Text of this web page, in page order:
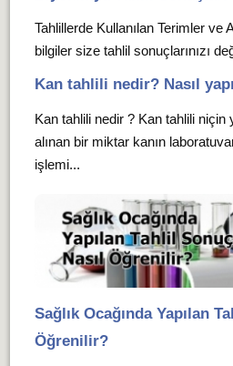
Tahlillerde Kullanılan Terimler ve
bilgiler size tahlil sonuçlarınızı
Kan tahlili nedir? Nasıl
Kan tahlili nedir ? Kan tahlili niçin
alınan bir miktar kanın
işlemi...
Sağlık Ocağında Yapılan
Öğrenilir?